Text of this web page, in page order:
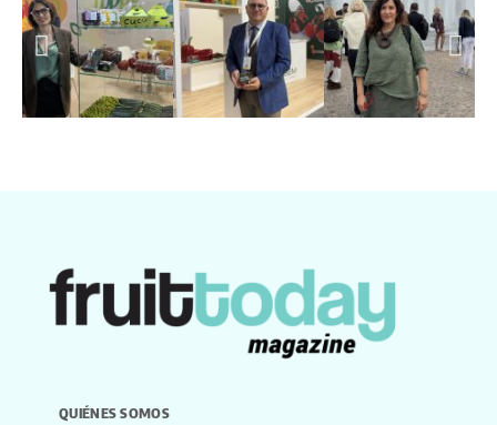
QUIÉNES SOMOS